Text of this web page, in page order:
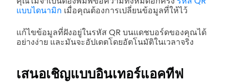
แบบไดนามิก เมื่อคุณต้องการเปลี่ยนข้อมูลที่ให้ไว้
แก้ไขข้อมูลที่ฝังอยู่ในรหัส QR บนแดชบอร์ดของคุณได้
อย่างง่าย และมันจะอัปเดตโดยอัตโนมัติในเวลาจริง
เสนอเชิญแบบอินเทอร์แอคทีฟ